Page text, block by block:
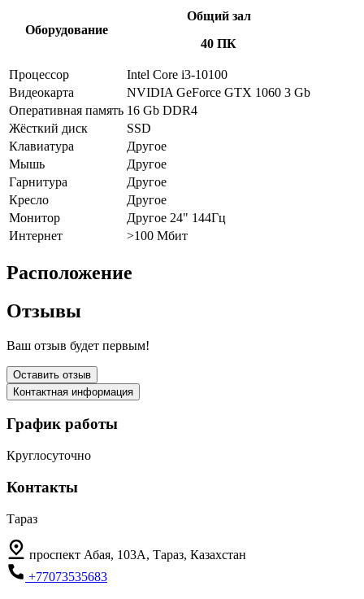
Оборудование
Общий зал
40 ПК
Процессор
Intel Core i3-10100
Видеокарта
NVIDIA GeForce GTX 1060 3 Gb
Оперативная память 16 Gb DDR4
Жёсткий диск
SSD
Клавиатура
Другое
Мышь
Другое
Гарнитура
Другое
Кресло
Другое
Монитор
Другое 24" 144Гц
Интернет
>100 Мбит
Расположение
Отзывы
Ваш отзыв будет первым!
Оставить отзыв
Контактная информация
График работы
Круглосуточно
Контакты
Тараз
проспект Абая, 103А, Тараз, Казахстан
+77073535683